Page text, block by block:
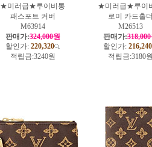
★미러급★루이비통
패스포트 커버
M63914
판매가:324,000원
할인가: 220,320
적립금:3240원
★미러급★루이
로미 카드홀
M26513
판매가:
할인가: 216,240
적립금:3180